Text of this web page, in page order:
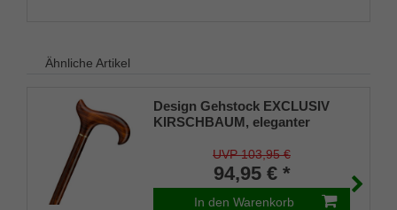
Ähnliche Artikel
Design Gehstock EXCLUSIV
KIRSCHBAUM, eleganter
feinem Kirschbaumholz,
Messingring, Länge 94 cm,
Gummipuffer
UVP 103,95 €
94,95 € *
In den Warenkorb